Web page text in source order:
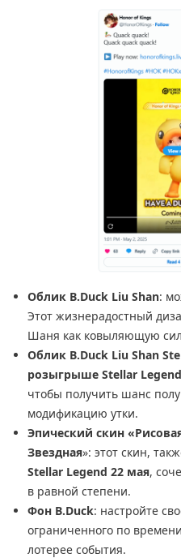
Облик B.Duck Liu Shan:
Этот жизнерадостный
Шаня как ковыляющую
Облик B.Duck Liu Shan
розыгрыше Stellar Legend
чтобы получить шанс
модификацию утки.
Эпический скин
Звездная»: этот скин,
Stellar Legend 22 мая,
в равной степени.
Фон B.Duck: настройте
ограниченного по
лотерее события.